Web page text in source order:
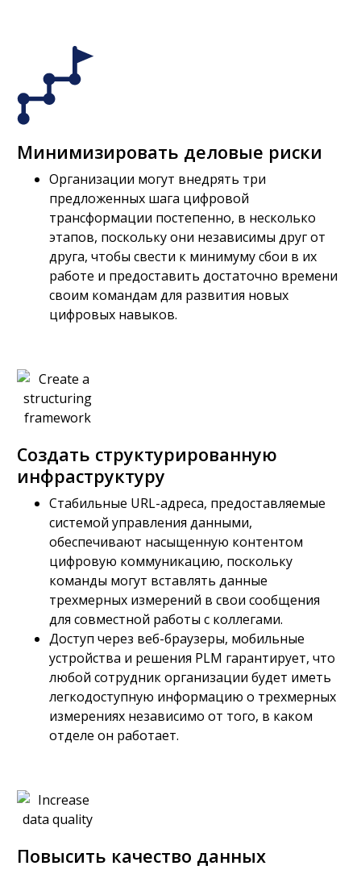
Минимизировать деловые риски
Организации могут внедрять три
предложенных шага цифровой
трансформации постепенно, в несколько
этапов, поскольку они независимы друг от
друга, чтобы свести к минимуму сбои в их
работе и предоставить достаточно времени
своим командам для развития новых
цифровых навыков.
Создать структурированную
инфраструктуру
Стабильные URL-адреса, предоставляемые
системой управления данными,
обеспечивают насыщенную контентом
цифровую коммуникацию, поскольку
команды могут вставлять данные
трехмерных измерений в свои сообщения
для совместной работы с коллегами.
Доступ через веб-браузеры, мобильные
устройства и решения PLM гарантирует, что
любой сотрудник организации будет иметь
легкодоступную информацию о трехмерных
измерениях независимо от того, в каком
отделе он работает.
Повысить качество данных